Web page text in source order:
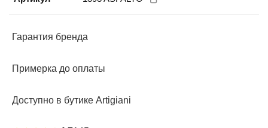
Гарантия бренда
Примерка до оплаты
Доступно в бутике Artigiani